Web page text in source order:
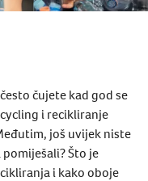
čujete kad god se
i recikliranje
još uvijek niste
Što je
i kako oboje